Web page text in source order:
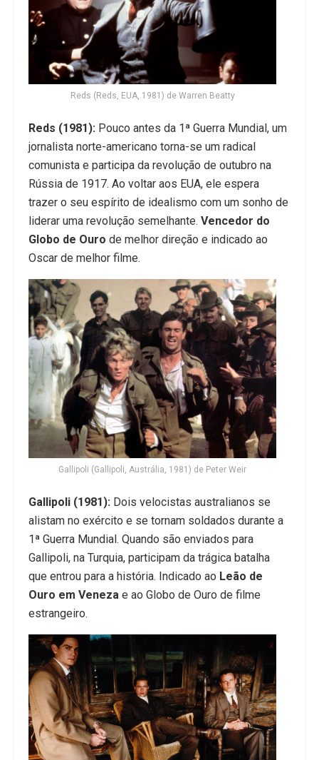
Reds (Reds, EUA, 1981) de Warren Beatty
Reds (1981): Pouco antes da 1ª Guerra Mundial, um
jornalista norte-americano torna-se um radical
comunista e participa da revolução de outubro na
Rússia de 1917. Ao voltar aos EUA, ele espera
trazer o seu espírito de idealismo com um sonho de
liderar uma revolução semelhante. Vencedor do
Globo de Ouro de melhor direção e indicado ao
Oscar de melhor filme.
Gallipoli (Gallipoli, Austrália, 1981) de Peter Weir
Gallipoli (1981): Dois velocistas australianos se
alistam no exército e se tornam soldados durante a
1ª Guerra Mundial. Quando são enviados para
Gallipoli, na Turquia, participam da trágica batalha
que entrou para a história. Indicado ao Leão de
Ouro em Veneza e ao Globo de Ouro de filme
estrangeiro.